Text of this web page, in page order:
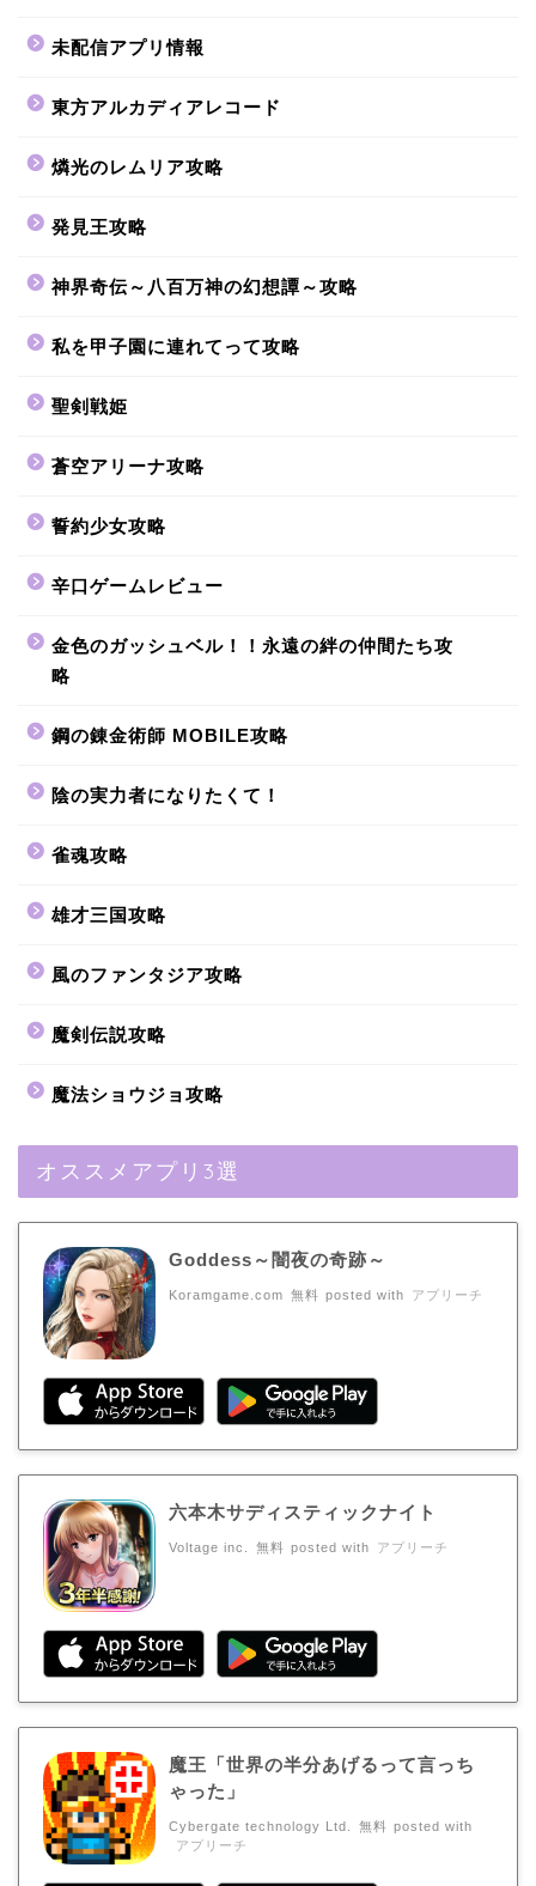
未配信アプリ情報
東方アルカディアレコード
燐光のレムリア攻略
発見王攻略
神界奇伝～八百万神の幻想譚～攻略
私を甲子園に連れてって攻略
聖剣戦姫
蒼空アリーナ攻略
誓約少女攻略
辛口ゲームレビュー
金色のガッシュベル！！永遠の絆の仲間たち攻
略
鋼の錬金術師 MOBILE攻略
陰の実力者になりたくて！
雀魂攻略
雄才三国攻略
風のファンタジア攻略
魔剣伝説攻略
魔法ショウジョ攻略
オススメアプリ3選
Goddess～闇夜の奇跡～
Koramgame.com 無料 posted with アプリーチ
六本木サディスティックナイト
Voltage inc. 無料 posted with アプリーチ
魔王「世界の半分あげるって言っち
ゃった」
Cybergate technology Ltd. 無料 posted with
アプリーチ